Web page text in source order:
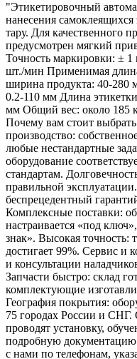
"Этикетировочный
нанесения
тару. Для качественного
предусмотрен мягкий
Точность маркировки: ±
шт./мин Применимая
ширина продукта: 40-280
0.2-110 мм Длина
мм Общий вес: около 185
Почему вам стоит
производство:
любые нестандартные
оборудование
стандартам.
правильной
беспрецедентный
Комплексные поставки:
настраивается «под
знак». Высокая точность:
достигает 99%. Сервис и
и консультации
Запчасти быстро: склад
комплектующие
География покрытия:
75 городах России и СНГ.
проводят установку,
подробную
с нами по телефонам,